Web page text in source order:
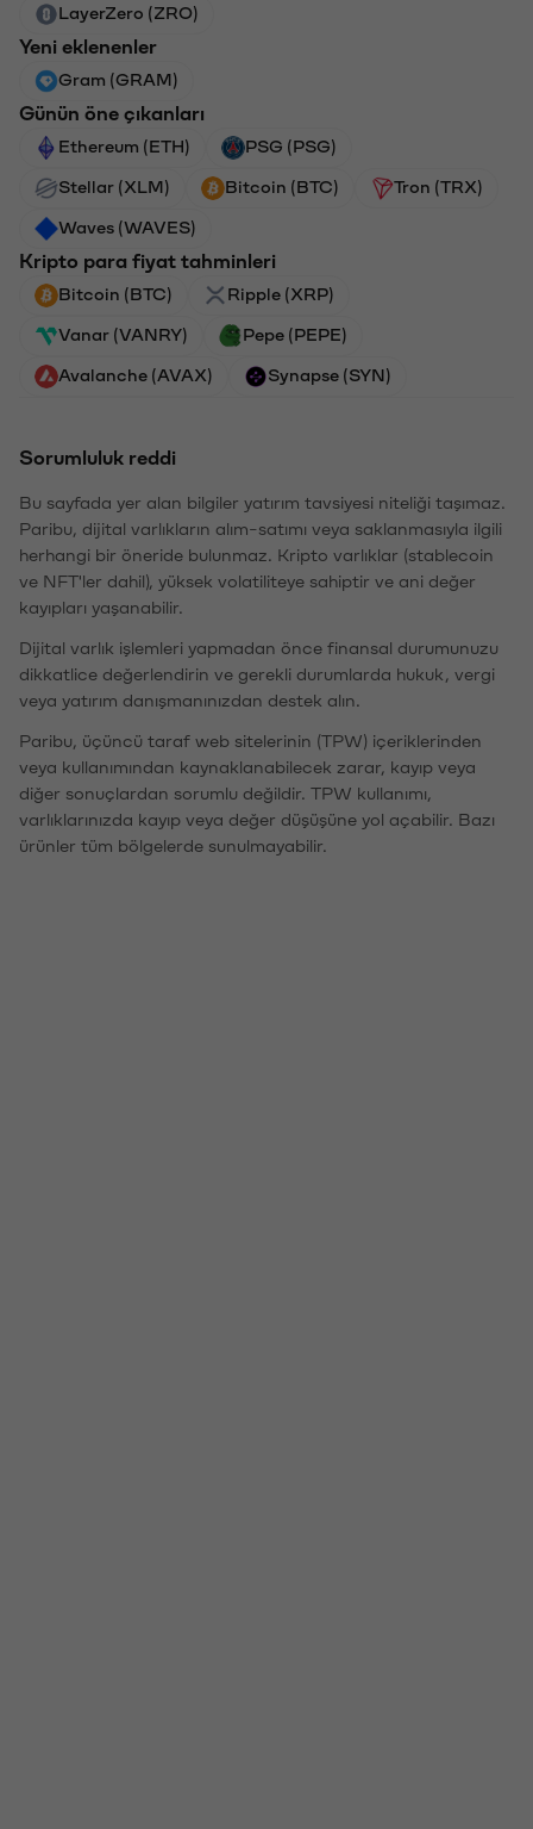
LayerZero (ZRO)
Yeni eklenenler
Gram (GRAM)
Günün öne çıkanları
Ethereum (ETH) PSG (PSG)
Stellar (XLM) Bitcoin (BTC) Tron (TRX)
Waves (WAVES)
Kripto para fiyat tahminleri
Bitcoin (BTC) Ripple (XRP)
Vanar (VANRY) Pepe (PEPE)
Avalanche (AVAX) Synapse (SYN)
Sorumluluk reddi
Bu sayfada yer alan bilgiler yatırım tavsiyesi niteliği taşımaz.
Paribu, dijital varlıkların alım-satımı veya saklanmasıyla ilgili
herhangi bir öneride bulunmaz. Kripto varlıklar (stablecoin
ve NFT'ler dahil), yüksek volatiliteye sahiptir ve ani değer
kayıpları yaşanabilir.
Dijital varlık işlemleri yapmadan önce finansal durumunuzu
dikkatlice değerlendirin ve gerekli durumlarda hukuk, vergi
veya yatırım danışmanınızdan destek alın.
Paribu, üçüncü taraf web sitelerinin (TPW) içeriklerinden
veya kullanımından kaynaklanabilecek zarar, kayıp veya
diğer sonuçlardan sorumlu değildir. TPW kullanımı,
varlıklarınızda kayıp veya değer düşüşüne yol açabilir. Bazı
ürünler tüm bölgelerde sunulmayabilir.